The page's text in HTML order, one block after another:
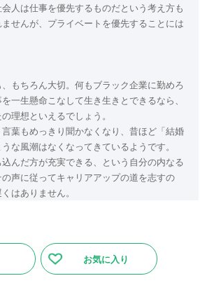
人は仕事を優先するものだという考え方も
せんが、プライベートを優先することには
もちろん大切。何もブラック企業に勤めろ
一生懸命こなして生き生きとできるなら、
理想といえるでしょう。
葉もめっきり聞かなくなり、昔ほど「結婚
な風潮はなくなってきているようです。
んだ方が充実できる、という自分の内なる
声に従ってキャリアアップの道を志すの
はありません。
お気に入り